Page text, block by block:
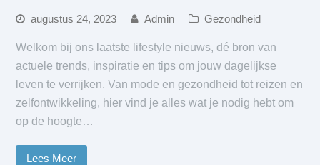
augustus 24, 2023 Admin Gezondheid
Welkom bij ons laatste lifestyle nieuws, dé bron van
actuele trends, inspiratie en tips om jouw dagelijkse
leven te verrijken. Van mode en gezondheid tot reizen en
zelfontwikkeling, hier vind je alles wat je nodig hebt om
op de hoogte…
Lees Meer